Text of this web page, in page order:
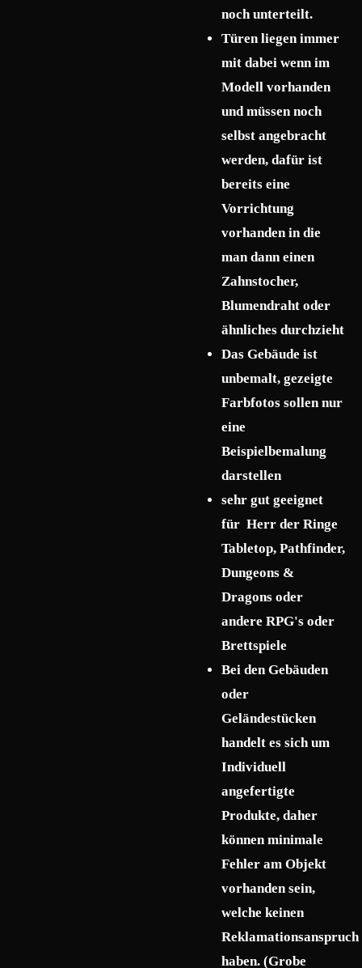
noch unterteilt.
Türen liegen immer
mit dabei wenn im
Modell vorhanden
und müssen noch
selbst angebracht
werden, dafür ist
bereits eine
Vorrichtung
vorhanden in die
man dann einen
Zahnstocher,
Blumendraht oder
ähnliches durchzieht
Das Gebäude ist
unbemalt, gezeigte
Farbfotos sollen nur
eine
Beispielbemalung
darstellen
sehr gut geeignet
für Herr der Ringe
Tabletop, Pathfinder,
Dungeons &
Dragons oder
andere RPG's oder
Brettspiele
Bei den Gebäuden
oder
Geländestücken
handelt es sich um
Individuell
angefertigte
Produkte, daher
können minimale
Fehler am Objekt
vorhanden sein,
welche keinen
Reklamationsanspruch
haben. (Grobe